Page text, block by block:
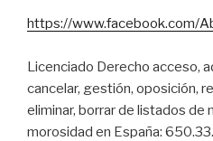
https://www.facebook.com/
Licenciado Derecho acceso,
cancelar, gestión, oposición,
eliminar, borrar de listados de
morosidad en España: